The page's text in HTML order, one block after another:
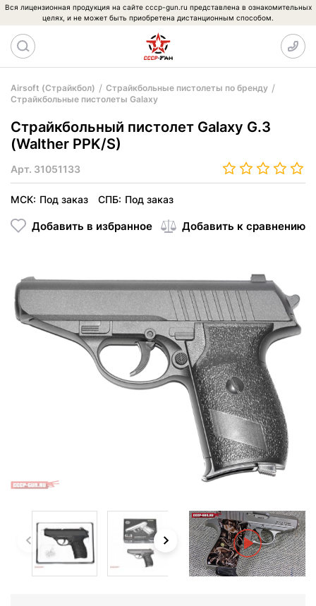
Вся лицензионная продукция на сайте cccp-gun.ru представлена в ознакомительных
целях, и не может быть приобретена дистанционным способом.
Airsoft (Страйкбол)
Страйкбольные пистолеты по бренду
Страйкбольные пистолеты Galaxy
Страйкбольный пистолет Galaxy G.3
(Walther PPK/S)
Арт. 31051133
МСК: Под заказ СПБ: Под заказ
Добавить в избранное Добавить к сравнению